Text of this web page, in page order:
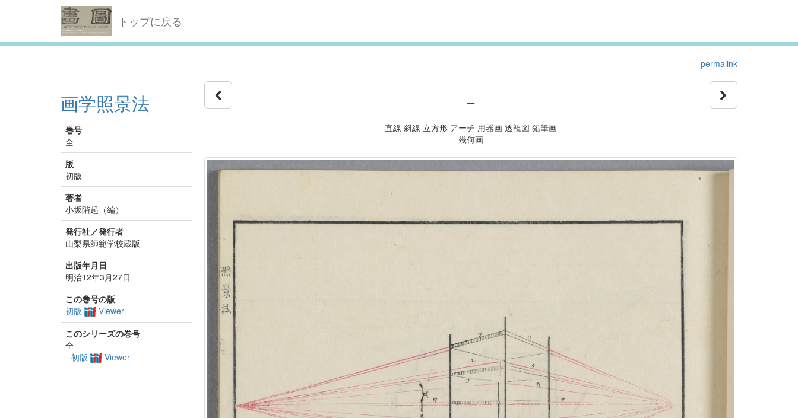
トップに戻る
permalink
画学照景法
巻号
全
版
初版
著者
小坂階起（編）
発行社／発行者
山梨県師範学校蔵版
出版年月日
明治12年3月27日
この巻号の版
初版
Viewer
このシリーズの巻号
全
初版
Viewer
－
直線 斜線 立方形 アーチ 用器画 透視図 鉛筆画
幾何画